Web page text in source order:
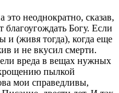
неоднократно, сказав,
Богу. Если
и (живя тогда), когда еще
и не вкусил смерти.
вреда в вещах нужных
пылкой
мои справедливы,